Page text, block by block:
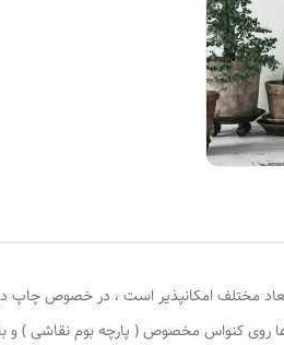
مختلف امکانپذیر است ، در خصوص چاپ
کنواس مخصوص ( پارچه بوم نقاشی ) و